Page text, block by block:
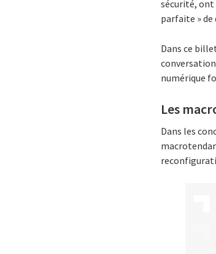
sécurité, ont
parfaite » de
Dans ce
numérique
Les
Dans les